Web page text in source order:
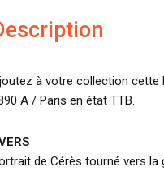
à votre collection cette
A / Paris en état TTB.
de Cérès tourné vers la